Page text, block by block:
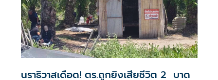
นราธิวาสเดือด! ตร.ถูกยิงเสียชีวิต 2 บาด